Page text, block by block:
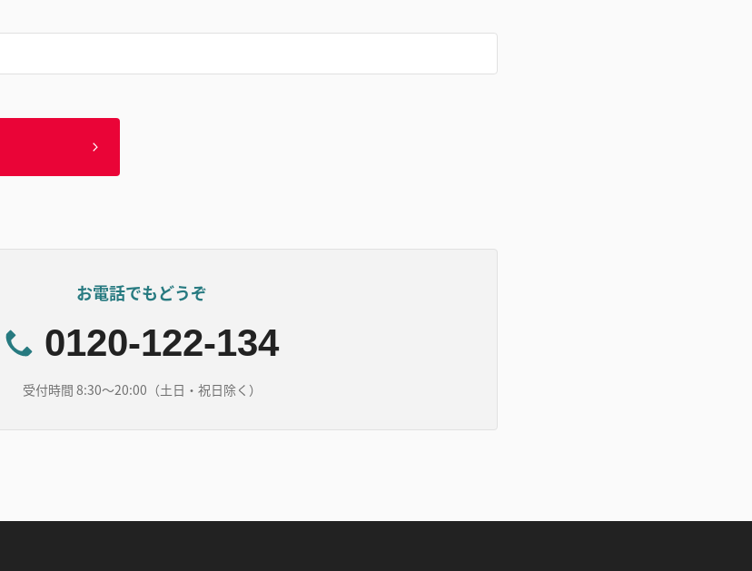
お電話でもどうぞ
0120-122-134
受付時間 8:30～20:00（土日・祝日除く）